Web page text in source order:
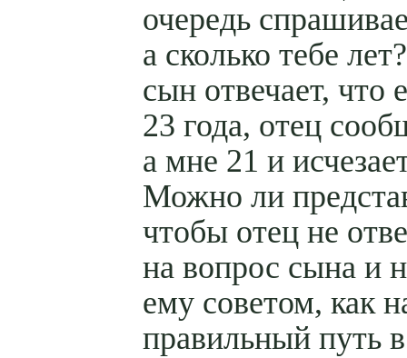
очередь
а сколько тебе
сын отвечает, что
23 года, отец
а мне 21 и
Можно ли
чтобы отец не
на вопрос сына и
ему советом, как
правильный путь